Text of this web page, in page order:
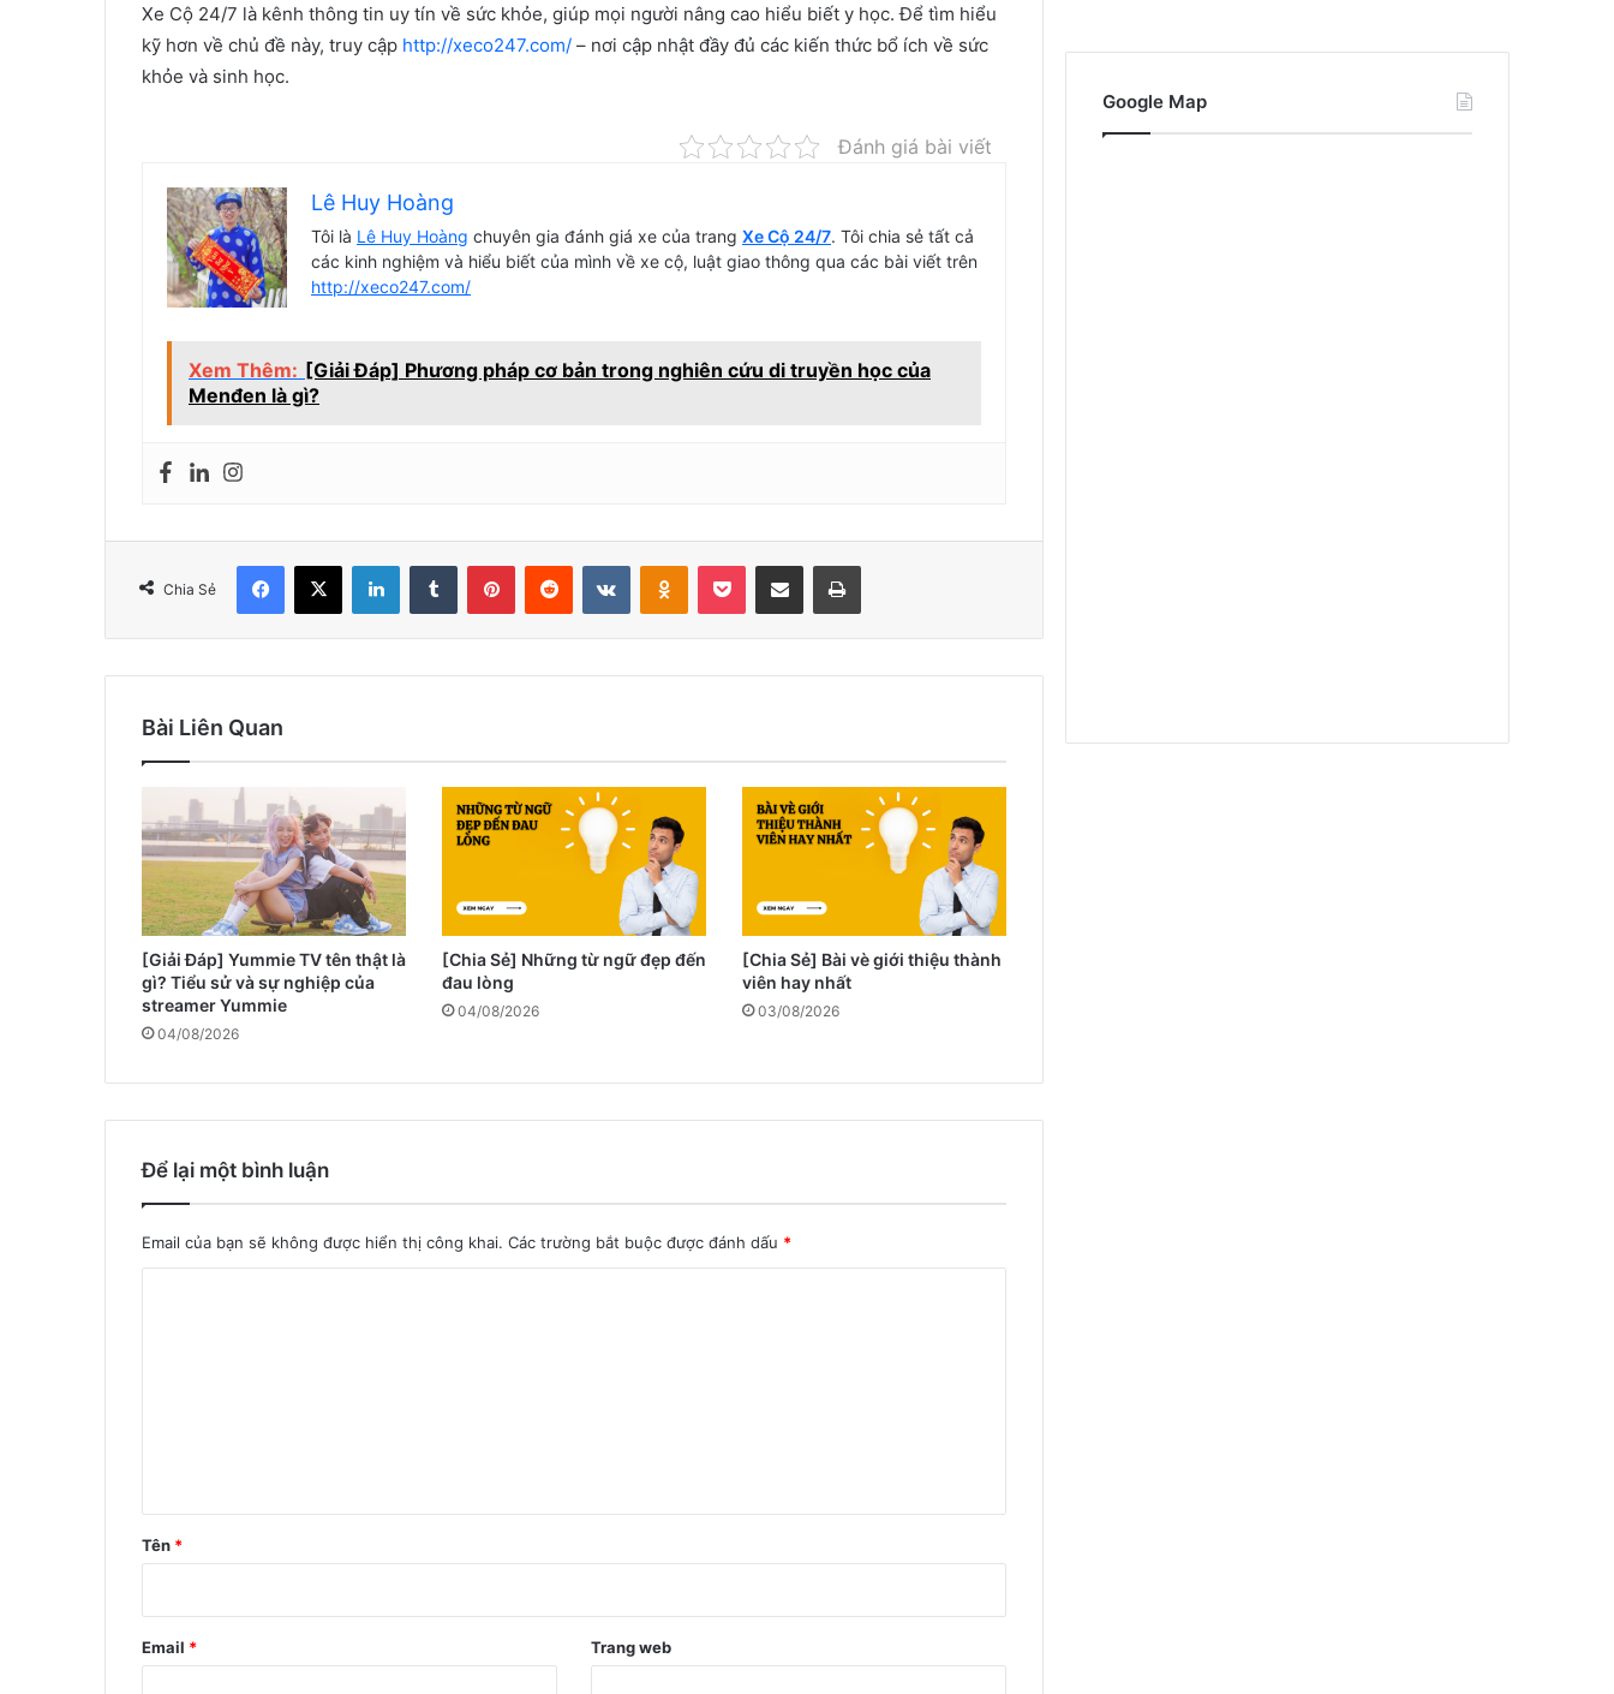
Xe Cộ 24/7 là kênh thông tin uy tín về sức khỏe, giúp mọi người nâng cao hiểu biết y học. Để tìm hiểu
kỹ hơn về chủ đề này, truy cập http://xeco247.com/ – nơi cập nhật đầy đủ các kiến thức bổ ích về sức
khỏe và sinh học.
Đánh giá bài viết
Lê Huy Hoàng
Tôi là Lê Huy Hoàng chuyên gia đánh giá xe của trang Xe Cộ 24/7. Tôi chia sẻ tất cả
các kinh nghiệm và hiểu biết của mình về xe cộ, luật giao thông qua các bài viết trên
http://xeco247.com/
Xem Thêm: [Giải Đáp] Phương pháp cơ bản trong nghiên cứu di truyền học của
Menđen là gì?
Chia Sẻ
Facebook
X LinkedInTumblr PinterestReddit VKontakteOdnoklassniki
Pocket Chia Sẻ Qua Email In
Bài Liên Quan
[Giải Đáp] Yummie TV tên thật là
gì? Tiểu sử và sự nghiệp của
streamer Yummie
04/08/2026
[Chia Sẻ] Những từ ngữ đẹp đến
đau lòng
04/08/2026
[Chia Sẻ] Bài vè giới thiệu thành
viên hay nhất
03/08/2026
Để lại một bình luận
Email của bạn sẽ không được hiển thị công khai. Các trường bắt buộc được đánh dấu *
n
Tên *
Email * Trang web
Google Map